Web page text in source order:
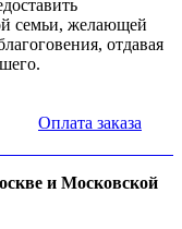
семьи, желающей
отдавая
Оплата заказа
и Московской